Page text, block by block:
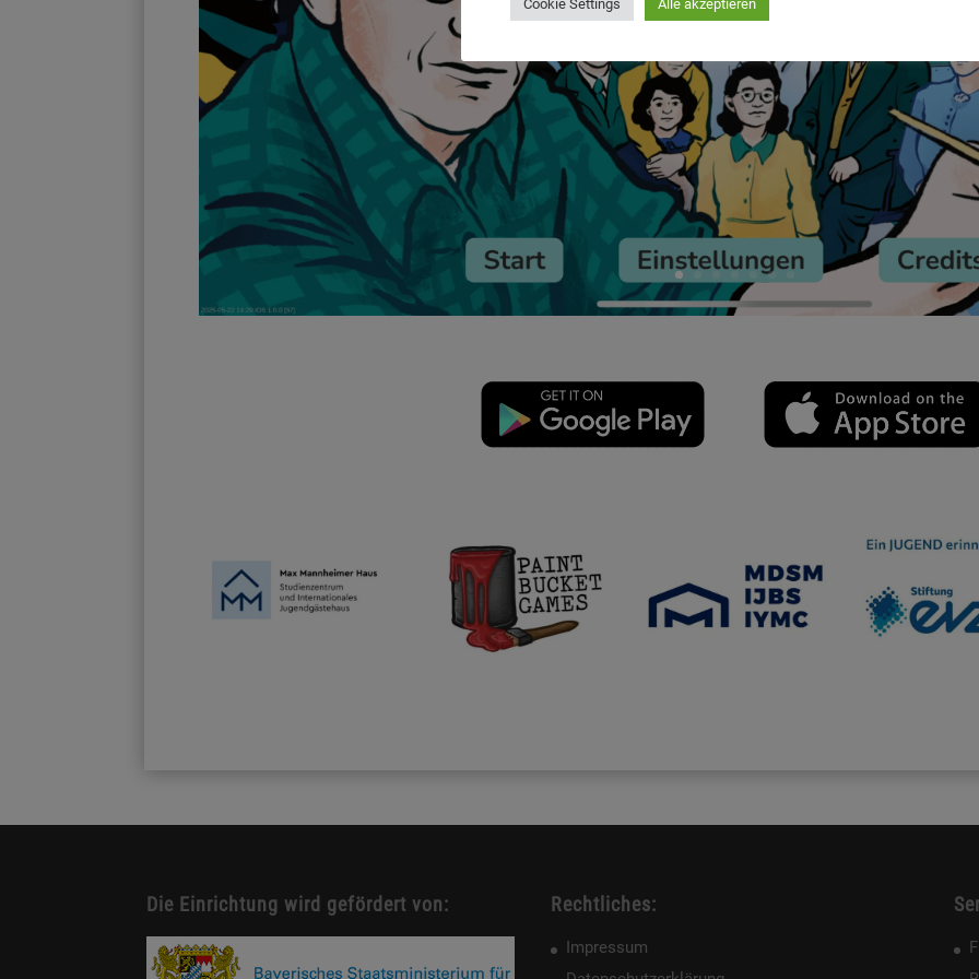
Die Einrichtung wird gefördert von: Rechtliches:
Impressum
Cookie Settings Alle akzeptieren